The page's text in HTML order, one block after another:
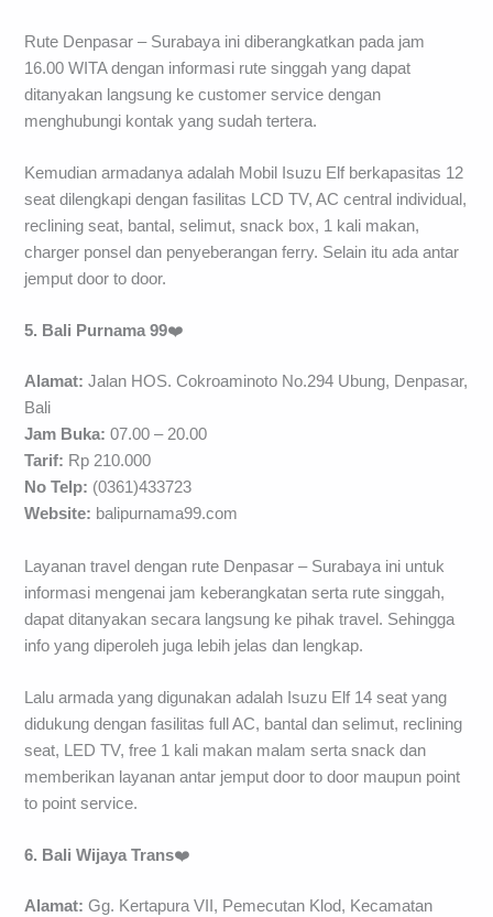
Rute Denpasar – Surabaya ini diberangkatkan pada jam
16.00 WITA dengan informasi rute singgah yang dapat
ditanyakan langsung ke customer service dengan
menghubungi kontak yang sudah tertera.
Kemudian armadanya adalah Mobil Isuzu Elf berkapasitas 12
seat dilengkapi dengan fasilitas LCD TV, AC central individual,
reclining seat, bantal, selimut, snack box, 1 kali makan,
charger ponsel dan penyeberangan ferry. Selain itu ada antar
jemput door to door.
5. Bali Purnama 99❤️
Alamat: Jalan HOS. Cokroaminoto No.294 Ubung, Denpasar,
Bali
Jam Buka: 07.00 – 20.00
Tarif: Rp 210.000
No Telp: (0361)433723
Website: balipurnama99.com
Layanan travel dengan rute Denpasar – Surabaya ini untuk
informasi mengenai jam keberangkatan serta rute singgah,
dapat ditanyakan secara langsung ke pihak travel. Sehingga
info yang diperoleh juga lebih jelas dan lengkap.
Lalu armada yang digunakan adalah Isuzu Elf 14 seat yang
didukung dengan fasilitas full AC, bantal dan selimut, reclining
seat, LED TV, free 1 kali makan malam serta snack dan
memberikan layanan antar jemput door to door maupun point
to point service.
6. Bali Wijaya Trans❤️
Alamat: Gg. Kertapura VII, Pemecutan Klod, Kecamatan